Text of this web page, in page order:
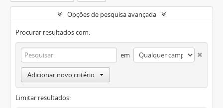
Opções de pesquisa avançada
Procurar resultados com:
em
Adicionar novo critério
Limitar resultados: